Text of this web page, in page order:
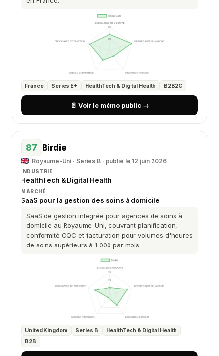
France Series E+ HealthTech & Digital Health B2B2C
📄 Voir le mémo public →
87 Birdie
Royaume-Uni · Series B · publié le 12 juin 2026
INDUSTRIE
HealthTech & Digital Health
MARCHÉ
SaaS pour la gestion des soins à domicile
SaaS de gestion intégrée pour agences de soins à
domicile au Royaume-Uni, couvrant planification,
conformité CQC et facturation pour volumes d'heures
de soins supérieurs à 1 000 par mois.
United Kingdom Series B
HealthTech & Digital Health
B2B